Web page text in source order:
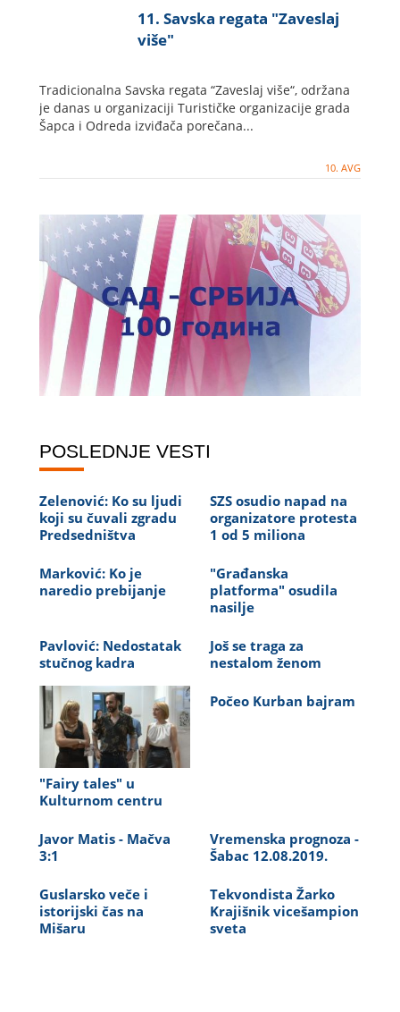
11. Savska regata "Zaveslaj
više"
Tradicionalna Savska regata “Zaveslaj više“, održana
je danas u organizaciji Turističke organizacije grada
Šapca i Odreda izviđača porečana...
10. AVG
POSLEDNJE VESTI
Zelenović: Ko su ljudi
koji su čuvali zgradu
Predsedništva
SZS osudio napad na
organizatore protesta
1 od 5 miliona
Marković: Ko je
naredio prebijanje
"Građanska
platforma" osudila
nasilje
Pavlović: Nedostatak
stučnog kadra
Još se traga za
nestalom ženom
"Fairy tales" u
Kulturnom centru
Počeo Kurban bajram
Javor Matis - Mačva
3:1
Vremenska prognoza -
Šabac 12.08.2019.
Guslarsko veče i
istorijski čas na
Mišaru
Tekvondista Žarko
Krajišnik vicešampion
sveta